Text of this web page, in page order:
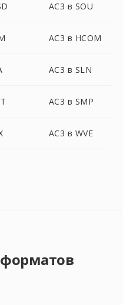
AC3 в SOU
AC3 в HCOM
AC3 в SLN
AC3 в SMP
AC3 в WVE